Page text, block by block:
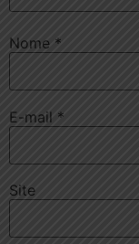
Nome *
E-mail *
Site